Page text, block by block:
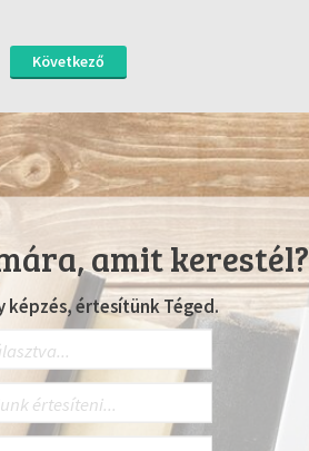
Következő
amit kerestél?
képzés, értesítünk Téged.